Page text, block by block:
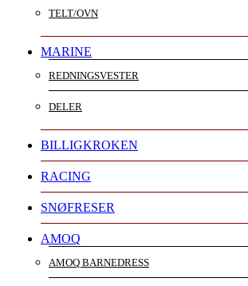
TELT/OVN
MARINE
REDNINGSVESTER
DELER
BILLIGKROKEN
RACING
SNØFRESER
AMOQ
AMOQ BARNEDRESS